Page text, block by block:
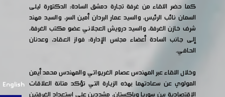
English
كما حضر اللقاء من غرفة تجارة دمشق السادة: الدكتورة ليلى
السمان نائب الرئيس، والسيد عمار البردان أمين السر، والسيد مهند
شرف خازن الغرفة، والسيد درويش العجلاني عضو مكتب الغرفة،
إلى جانب السادة أعضاء مجلس الإدارة: فواز العقاد، وعدنان
الحافي.
وخلال اللقاء عبر المهندس عصام الغريواتي والمهندس محمد أيمن
المولوي عن سعادتهما بهذه الزيارة التي تؤكد متانة العلاقات